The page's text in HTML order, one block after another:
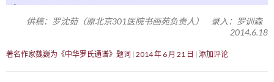
供稿：罗沈茹（原北京301医院书画苑负责人） 录入：罗训森
2014.6.18
著名作家魏巍为《中华罗氏通谱》题词 2014 年 6 月 21 日 添加评论